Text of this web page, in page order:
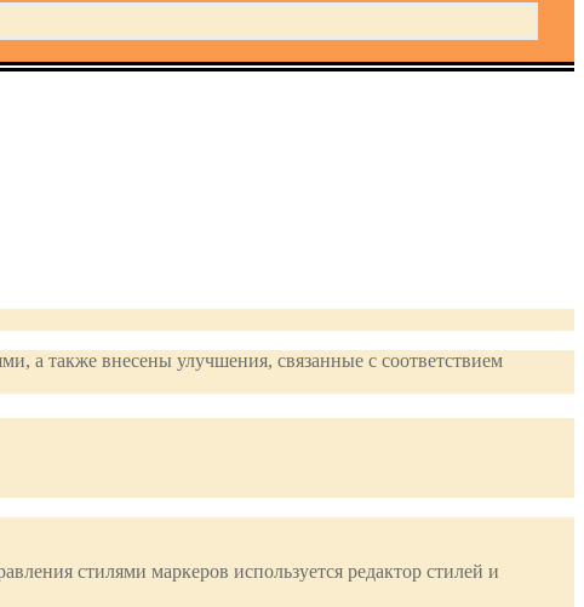
а также внесены улучшения, связанные с соответствием
стилями маркеров используется редактор стилей и